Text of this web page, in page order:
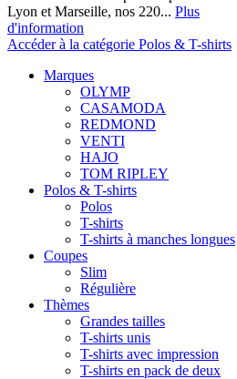
Lyon et Marseille, nos 220... Plus
d'information
Accéder à la catégorie Polos & T-shirts
Marques
OLYMP
CASAMODA
REDMOND
VENTI
HAJO
TOM RIPLEY
Polos & T-shirts
Polos
T-shirts
T-shirts à manches longues
Coupes
Slim
Régulière
Thèmes
Grandes tailles
T-shirts unis
T-shirts avec impression
T-shirts en pack de deux